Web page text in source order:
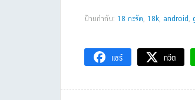
ป้ายกำกับ: 18 กะรัต, 18k, android ,
แชร์ ทวีต